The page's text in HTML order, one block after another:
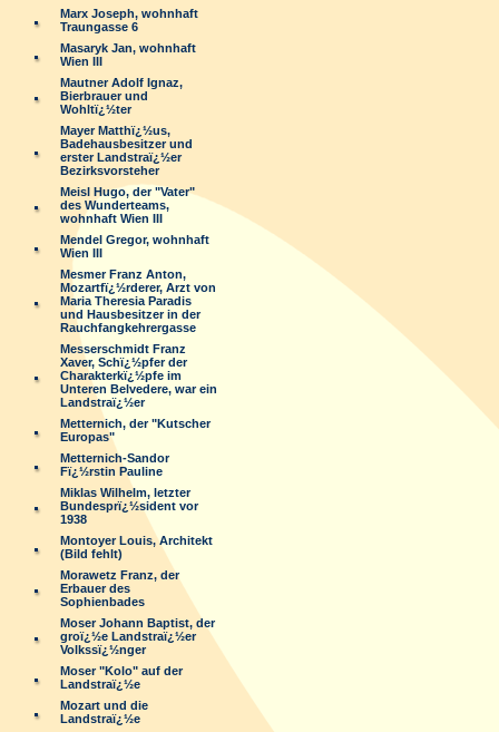
Marx Joseph, wohnhaft
Traungasse 6
Masaryk Jan, wohnhaft
Wien III
Mautner Adolf Ignaz,
Bierbrauer und
Wohltï¿½ter
Mayer Matthï¿½us,
Badehausbesitzer und
erster Landstraï¿½er
Bezirksvorsteher
Meisl Hugo, der "Vater"
des Wunderteams,
wohnhaft Wien III
Mendel Gregor, wohnhaft
Wien III
Mesmer Franz Anton,
Mozartfï¿½rderer, Arzt von
Maria Theresia Paradis
und Hausbesitzer in der
Rauchfangkehrergasse
Messerschmidt Franz
Xaver, Schï¿½pfer der
Charakterkï¿½pfe im
Unteren Belvedere, war ein
Landstraï¿½er
Metternich, der "Kutscher
Europas"
Metternich-Sandor
Fï¿½rstin Pauline
Miklas Wilhelm, letzter
Bundesprï¿½sident vor
1938
Montoyer Louis, Architekt
(Bild fehlt)
Morawetz Franz, der
Erbauer des
Sophienbades
Moser Johann Baptist, der
groï¿½e Landstraï¿½er
Volkssï¿½nger
Moser "Kolo" auf der
Landstraï¿½e
Mozart und die
Landstraï¿½e